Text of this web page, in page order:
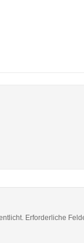
Erforderliche